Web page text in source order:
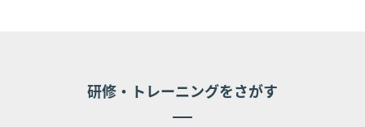
■第7条 (代理受講)
研修・トレーニングをさがす